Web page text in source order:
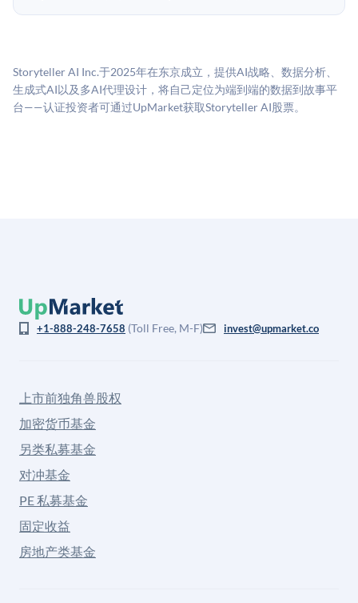
司可比倍数应用私有公司折扣，以反映流动性不足和信
息不对称。此估值不构成投资建议，可能与实际交易价
Storyteller AI Inc.于2025年在东京成立，提供AI战略、数据分析、
生成式AI以及多AI代理设计，将自己定位为端到端的数据到故事平
台——认证投资者可通过UpMarket获取Storyteller AI股票。
+1-888-248-7658 (Toll Free, M-F) invest@upmarket.co
上市前独角兽股权
加密货币基金
另类私募基金
对冲基金
PE 私募基金
固定收益
房地产类基金